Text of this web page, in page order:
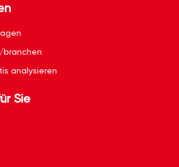
branchen
analysieren
Sie